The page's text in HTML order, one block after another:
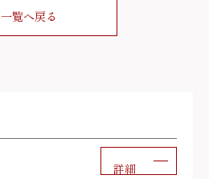
一覧へ戻る
詳細